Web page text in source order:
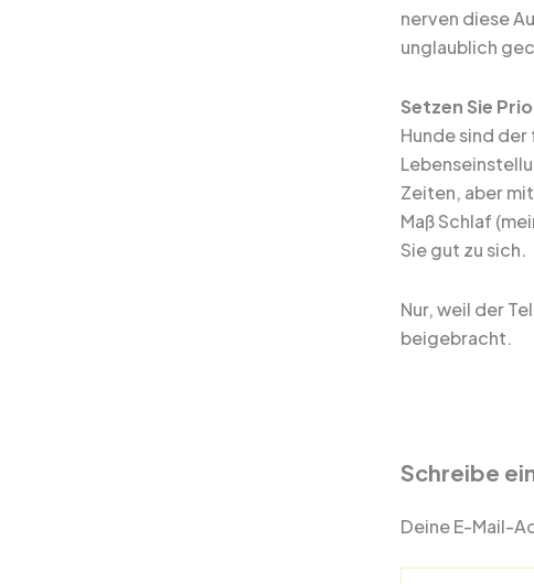
nerven diese
unglaublich
Setzen Sie
Hunde sind
Zeiten, aber
Maß Schlaf
Sie gut zu sich.
Nur, weil der
beigebracht.
Schreibe
Deine E-Mail-